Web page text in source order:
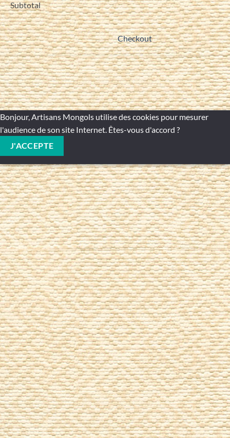
Subtotal
Checkout
Bonjour, Artisans Mongols utilise des cookies pour mesurer
l'audience de son site Internet. Êtes-vous d'accord ?
J'ACCEPTE